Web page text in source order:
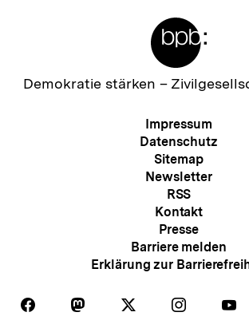
Zur
Demokratie stärken –
Meta-
Navigation
Impressum
Datenschutz
Sitemap
Newsletter
RSS
Kontakt
Presse
Barriere melden
Erklärung zur
Folgen
Auf
Folgen Folgen Folgen
Auf